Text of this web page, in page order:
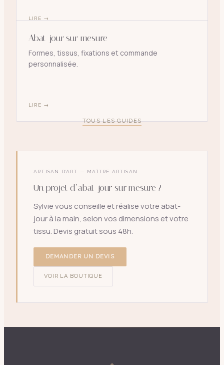
LIRE →
Abat-jour sur mesure
Formes, tissus, fixations et commande
personnalisée.
LIRE →
TOUS LES GUIDES
ARTISAN D’ART — MAÎTRE ARTISAN
Un projet d’abat-jour sur mesure ?
Sylvie vous conseille et réalise votre abat-
jour à la main, selon vos dimensions et votre
tissu. Devis gratuit sous 48h.
DEMANDER UN DEVIS
VOIR LA BOUTIQUE